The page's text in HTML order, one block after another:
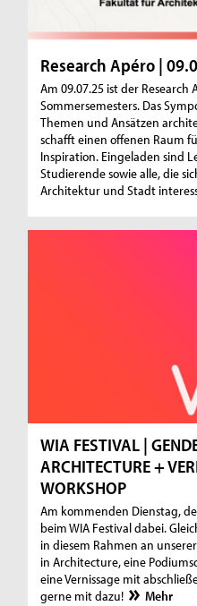
Research Apéro |
Am 09.07.25 ist der Research
Sommersemesters. Das
Themen und Ansätzen
schafft einen offenen Raum
Inspiration. Eingeladen sind
Studierende sowie alle, die
Architektur und Stadt
WIA FESTIVAL |
ARCHITECTURE +
WORKSHOP
Am kommenden Dienstag,
beim WIA Festival dabei.
in diesem Rahmen an
in Architecture, eine
eine Vernissage mit
gerne mit dazu!
Mehr